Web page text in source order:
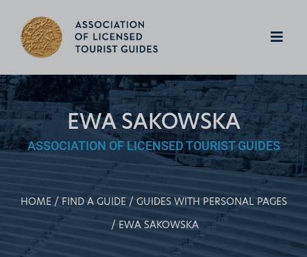
EWA SAKOWSKA
ASSOCIATION OF LICENSED TOURIST GUIDES
HOME FIND A GUIDE
GUIDES WITH PERSONAL PAGES
EWA SAKOWSKA